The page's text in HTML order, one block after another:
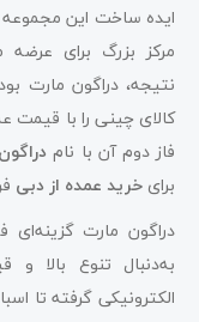
ایده ساخت این
مرکز بزرگ برای
نتیجه، دراگون مارت
کالای چینی را با قیمت
فاز دوم آن با نام
برای خرید عمده از دبی
دراگون مارت گزینه‌ای
به‌دنبال تنوع بالا
الکترونیکی گرفته تا